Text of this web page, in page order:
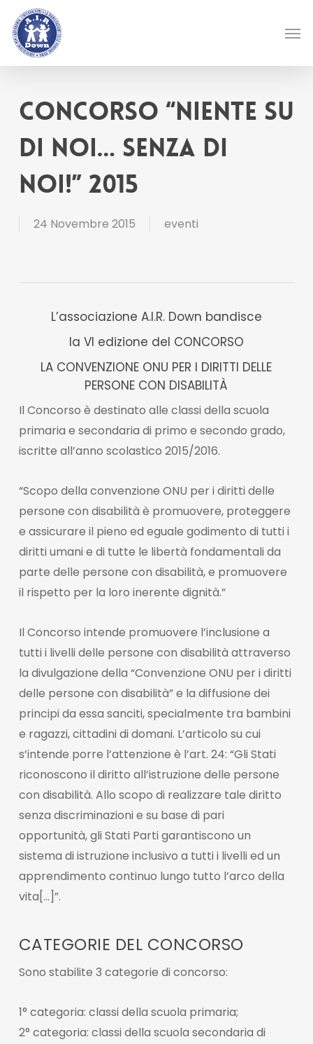
main
content
Concorso “Niente su
di noi… senza di
noi!” 2015
24 Novembre 2015 eventi
L’associazione A.I.R. Down bandisce
la VI edizione del CONCORSO
LA CONVENZIONE ONU PER I DIRITTI DELLE
PERSONE CON DISABILITÀ
Il Concorso è destinato alle classi della scuola
primaria e secondaria di primo e secondo grado,
iscritte all’anno scolastico 2015/2016.
“Scopo della convenzione ONU per i diritti delle
persone con disabilità è promuovere, proteggere
e assicurare il pieno ed eguale godimento di tutti i
diritti umani e di tutte le libertà fondamentali da
parte delle persone con disabilità, e promuovere
il rispetto per la loro inerente dignità.”
Il Concorso intende promuovere l’inclusione a
tutti i livelli delle persone con disabilità attraverso
la divulgazione della “Convenzione ONU per i diritti
delle persone con disabilità” e la diffusione dei
principi da essa sanciti, specialmente tra bambini
e ragazzi, cittadini di domani. L’articolo su cui
s’intende porre l’attenzione è l’art. 24: “Gli Stati
riconoscono il diritto all’istruzione delle persone
con disabilità. Allo scopo di realizzare tale diritto
senza discriminazioni e su base di pari
opportunità, gli Stati Parti garantiscono un
sistema di istruzione inclusivo a tutti i livelli ed un
apprendimento continuo lungo tutto l’arco della
vita[…]”.
CATEGORIE DEL CONCORSO
Sono stabilite 3 categorie di concorso:
1° categoria: classi della scuola primaria;
2° categoria: classi della scuola secondaria di